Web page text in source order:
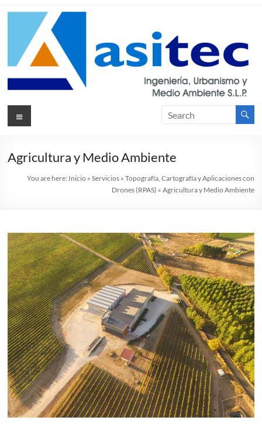
Skip
Asitec
Urbanismos
Ambiente
S.L.P.
Menu
Agricultura y Medio Ambiente
You are here: Inicio » Servicios» Topografía, Cartografía y Aplicaciones con
Drones (RPAS) » Agricultura y Medio Ambiente